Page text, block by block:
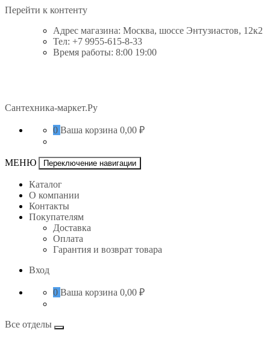
Перейти к контенту
Адрес магазина: Москва, шоссе Энтузиастов, 12к2
Тел: +7 9955-615-8-33
Время работы: 8:00 19:00
Сантехника-маркет.Ру
0 Ваша корзина 0,00 ₽
МЕНЮ Переключение навигации
Каталог
О компании
Контакты
Покупателям
Доставка
Оплата
Гарантия и возврат товара
Вход
0 Ваша корзина 0,00 ₽
Все отделы